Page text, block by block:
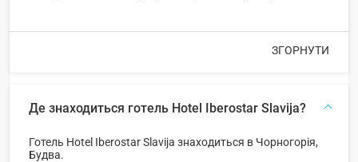
ЗГОРНУТИ
Де знаходиться готель Hotel Iberostar Slavija?
Готель Hotel Iberostar Slavija знаходиться в Чорногорія,
Будва.